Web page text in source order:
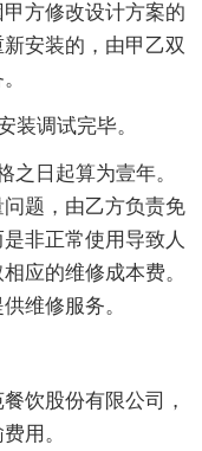
方修改设计方案的
安装的，由甲乙双
装调试完毕。
之日起算为壹年。
题，由乙方负责免
非正常使用导致人
应的维修成本费。
维修服务。
饮股份有限公司，
用。